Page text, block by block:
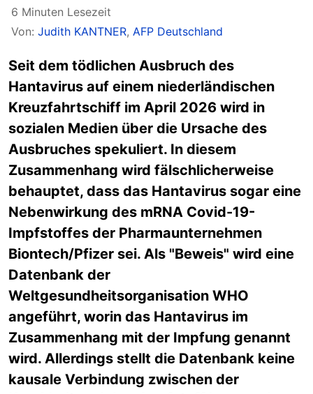
6 Minuten Lesezeit
Von: Judith KANTNER, AFP Deutschland
Seit dem tödlichen Ausbruch des
Hantavirus auf einem niederländischen
Kreuzfahrtschiff im April 2026 wird in
sozialen Medien über die Ursache des
Ausbruches spekuliert. In diesem
Zusammenhang wird fälschlicherweise
behauptet, dass das Hantavirus sogar eine
Nebenwirkung des mRNA Covid-19-
Impfstoffes der Pharmaunternehmen
Biontech/Pfizer sei. Als "Beweis" wird eine
Datenbank der
Weltgesundheitsorganisation WHO
angeführt, worin das Hantavirus im
Zusammenhang mit der Impfung genannt
wird. Allerdings stellt die Datenbank keine
kausale Verbindung zwischen der